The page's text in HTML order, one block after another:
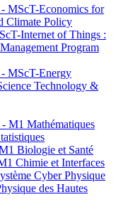
MScT-Economics for
Climate Policy
Internet of Things :
Program
MScT-Energy
Technology &
M1 Mathématiques
Biologie et Santé
Chimie et Interfaces
Cyber Physique
des Hautes